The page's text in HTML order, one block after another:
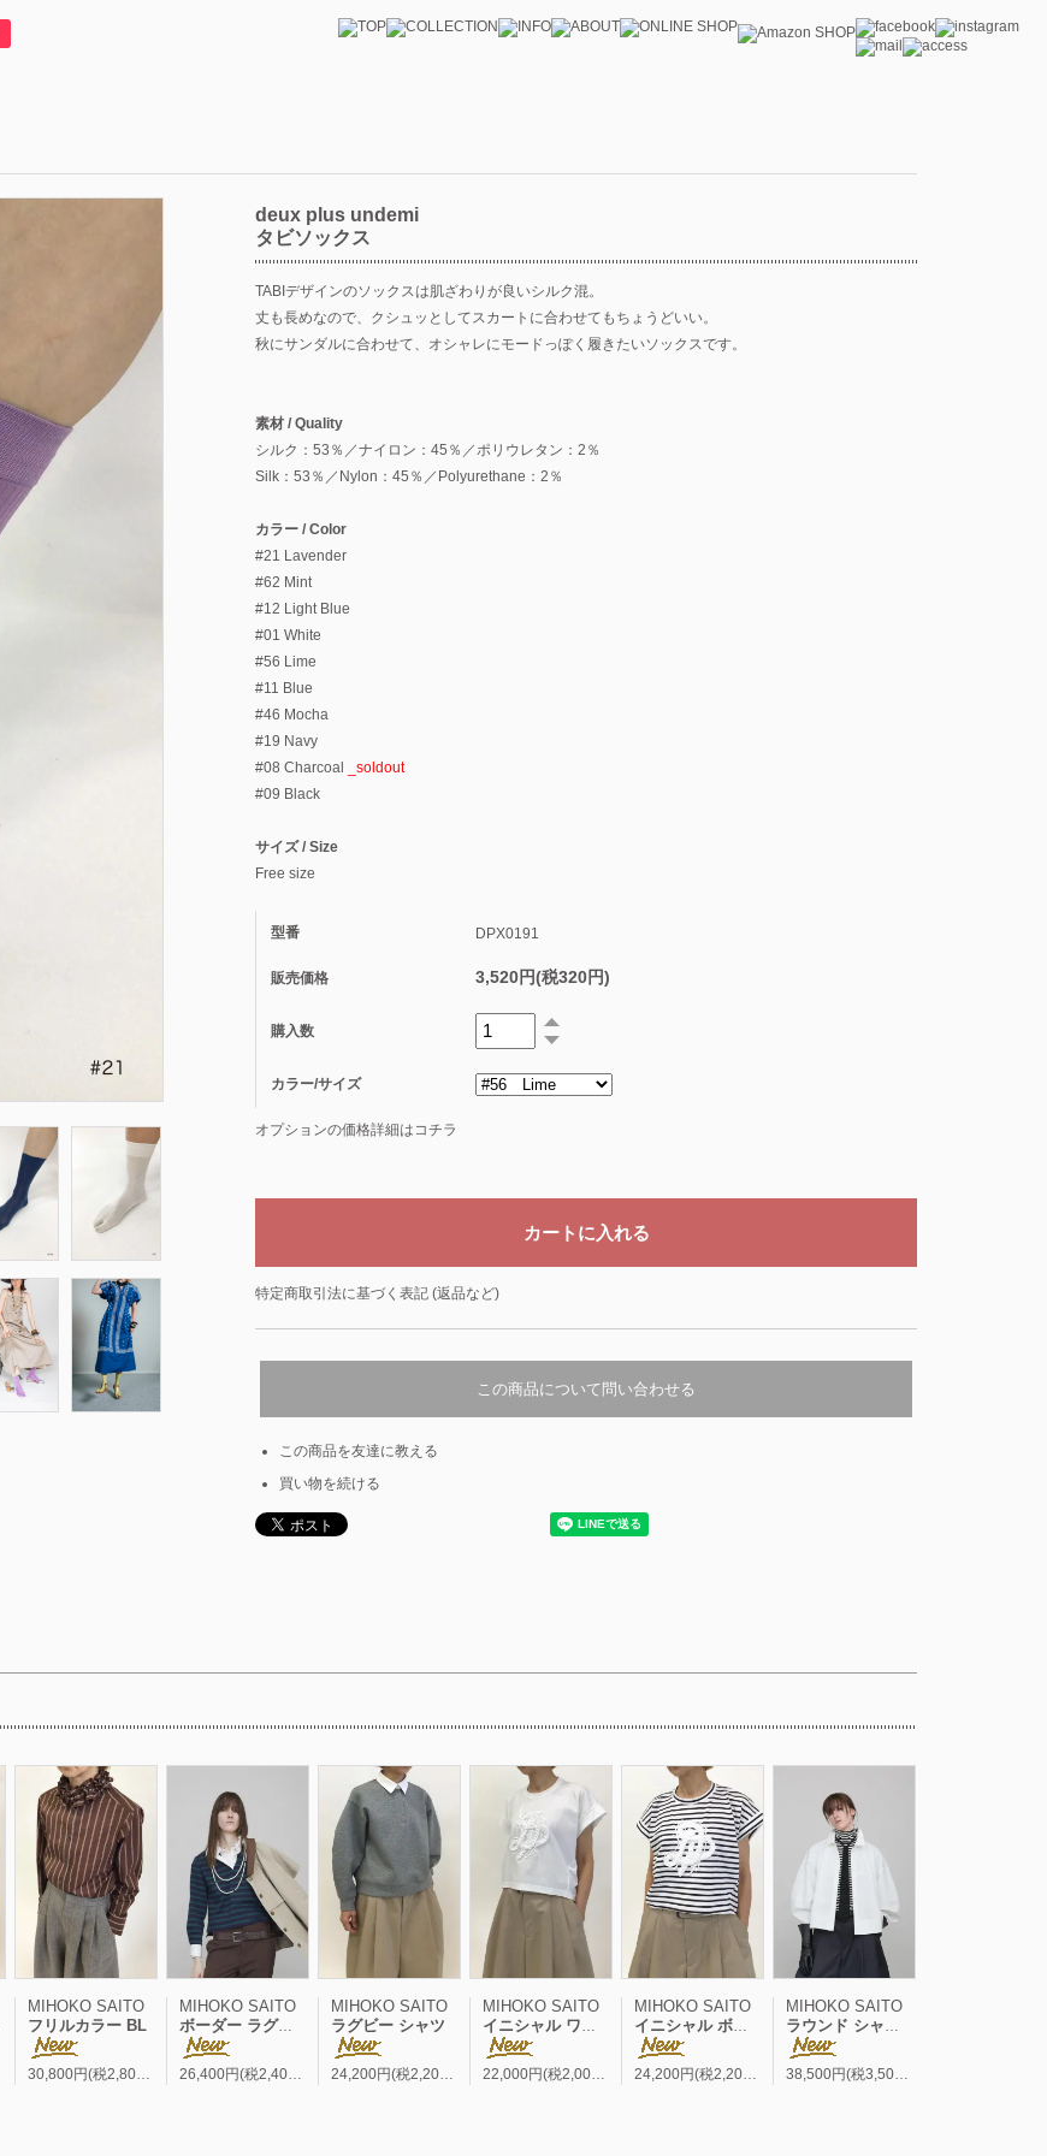
deux plus undemi
タビソックス
TABIデザインのソックスは肌ざわりが良いシルク混。
丈も長めなので、クシュッとしてスカートに合わせてもちょうどいい。
秋にサンダルに合わせて、オシャレにモードっぽく履きたいソックスです。
素材 / Quality
シルク：53％／ナイロン：45％／ポリウレタン：2％
Silk：53％／Nylon：45％／Polyurethane：2％
カラー / Color
#21 Lavender
#62 Mint
#12 Light Blue
#01 White
#56 Lime
#11 Blue
#46 Mocha
#19 Navy
#08 Charcoal
_soldout
#09 Black
サイズ / Size
Free size
型番 DPX0191
販売価格 3,520円(税320円)
購入数
カラー/サイズ
オプションの価格詳細はコチラ
特定商取引法に基づく表記 (返品など)
この商品について問い合わせる
この商品を友達に教える
買い物を続ける
MIHOKO SAITO
フリルカラー BL
30,800円(税2,800円)
MIHOKO SAITO
ボーダー ラグビー シャツ
26,400円(税2,400円)
MIHOKO SAITO
ラグビー シャツ
24,200円(税2,200円)
MIHOKO SAITO
イニシャル ワイド フレンチP/O
22,000円(税2,000円)
MIHOKO SAITO
イニシャル ボーダー ワイド フレンチP/O
24,200円(税2,200円)
MIHOKO SAITO
ラウンド シャツブルゾン
38,500円(税3,500円)